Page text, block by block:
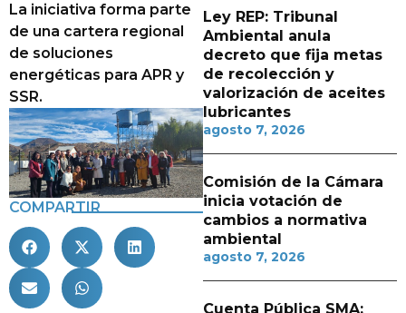
La iniciativa forma parte
de una cartera regional
de soluciones
energéticas para APR y
SSR.
COMPARTIR
Ley REP: Tribunal
Ambiental anula
decreto que fija metas
de recolección y
valorización de aceites
lubricantes
agosto 7, 2026
Comisión de la Cámara
inicia votación de
cambios a normativa
ambiental
agosto 7, 2026
Cuenta Pública SMA: